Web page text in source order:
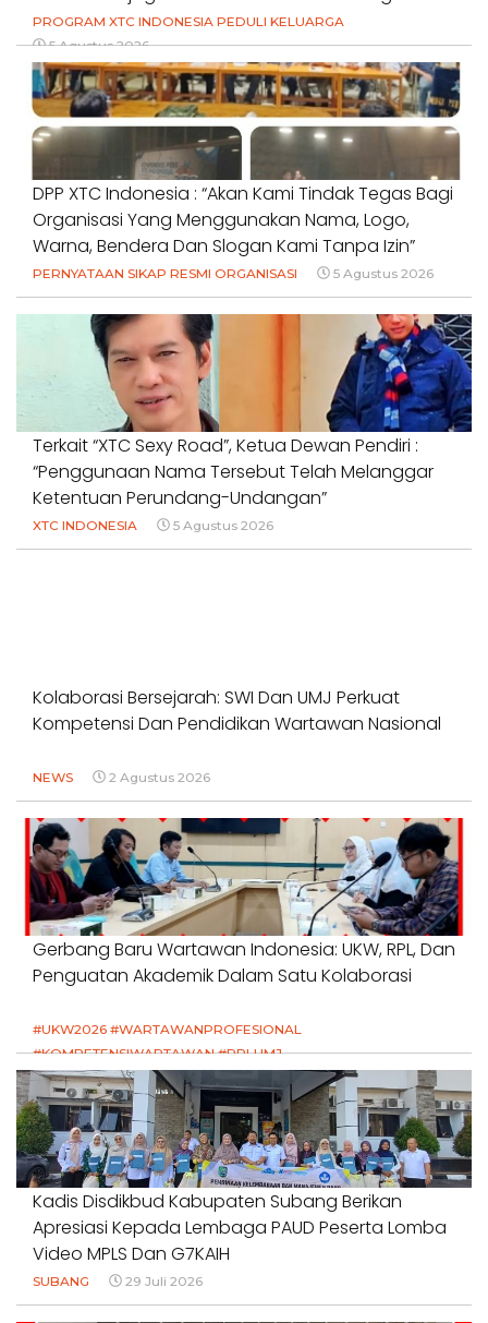
PROGRAM XTC INDONESIA PEDULI KELUARGA
5 Agustus 2026
DPP XTC Indonesia : “Akan Kami Tindak Tegas Bagi
Organisasi Yang Menggunakan Nama, Logo,
Warna, Bendera Dan Slogan Kami Tanpa Izin”
PERNYATAAN SIKAP RESMI ORGANISASI 5 Agustus 2026
Terkait “XTC Sexy Road”, Ketua Dewan Pendiri :
“Penggunaan Nama Tersebut Telah Melanggar
Ketentuan Perundang-Undangan”
XTC INDONESIA 5 Agustus 2026
Kolaborasi Bersejarah: SWI Dan UMJ Perkuat
Kompetensi Dan Pendidikan Wartawan Nasional
NEWS 2 Agustus 2026
Gerbang Baru Wartawan Indonesia: UKW, RPL, Dan
Penguatan Akademik Dalam Satu Kolaborasi
#UKW2026 #WARTAWANPROFESIONAL
#KOMPETENSIWARTAWAN #RPLUMJ
#PENDIDIKANWARTAWAN #SWINASIONAL #SWIJABAR
1 Agustus 2026
Kadis Disdikbud Kabupaten Subang Berikan
Apresiasi Kepada Lembaga PAUD Peserta Lomba
Video MPLS Dan G7KAIH
SUBANG 29 Juli 2026